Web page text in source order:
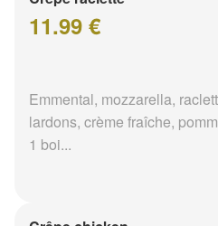
11.99 €
Emmental, mozzarella,
lardons, crème fraîche,
1 boi...